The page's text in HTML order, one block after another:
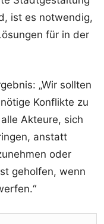
ist es notwendig,
für in der
„Wir sollten
Konflikte zu
Akteure, sich
anstatt
oder
geholfen, wenn